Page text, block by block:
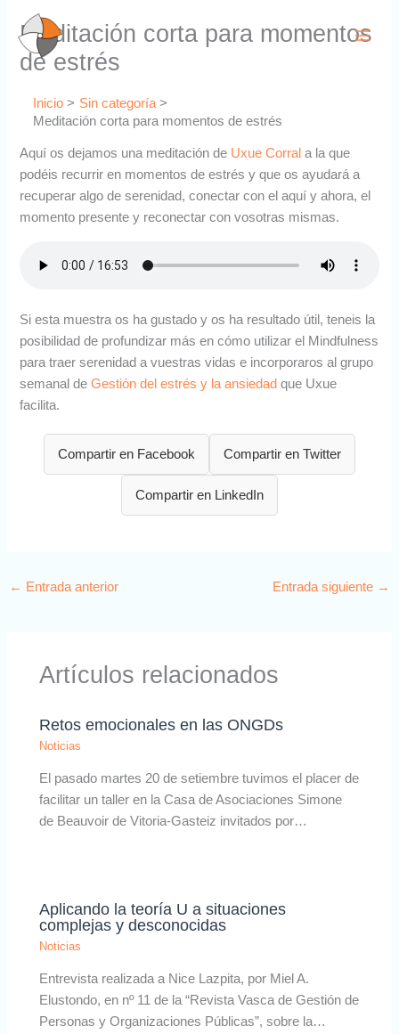
contenido
Meditación corta para momentos
de estrés
Inicio
Sin categoría
Meditación corta para momentos de estrés
Aquí os dejamos una meditación de Uxue Corral a la que
podéis recurrir en momentos de estrés y que os ayudará a
recuperar algo de serenidad, conectar con el aquí y ahora, el
momento presente y reconectar con vosotras mismas.
Si esta muestra os ha gustado y os ha resultado útil, teneis la
posibilidad de profundizar más en cómo utilizar el Mindfulness
para traer serenidad a vuestras vidas e incorporaros al grupo
semanal deGestión del estrés y la ansiedad que Uxue
facilita.
Compartir en Facebook Compartir en Twitter
Compartir en LinkedIn
← Entrada anterior Entrada siguiente →
Artículos relacionados
Retos emocionales en las ONGDs
Noticias
El pasado martes 20 de setiembre tuvimos el placer de
facilitar un taller en la Casa de Asociaciones Simone
de Beauvoir de Vitoria-Gasteiz invitados por…
Aplicando la teoría U a situaciones
complejas y desconocidas
Noticias
Entrevista realizada a Nice Lazpita, por Miel A.
Elustondo, en nº 11 de la “Revista Vasca de Gestión de
Personas y Organizaciones Públicas”, sobre la…